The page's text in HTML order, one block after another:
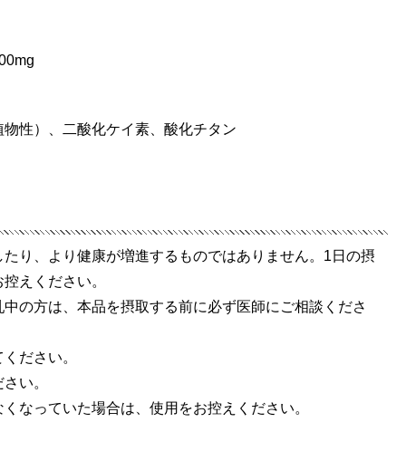
性）、二酸化ケイ素、酸化チタン
り、より健康が増進するものではありません。1日の摂
えください。
の方は、本品を摂取する前に必ず医師にご相談くださ
ださい。
い。
なっていた場合は、使用をお控えください。